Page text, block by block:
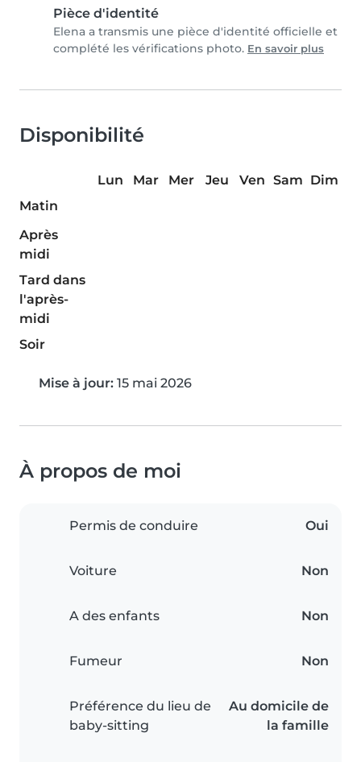
Pièce d'identité
Elena a transmis une pièce d'identité officielle et
complété les vérifications photo. En savoir plus
Disponibilité
Lun Mar Mer Jeu Ven Sam Dim
Matin
Après
midi
Tard dans
l'après-
midi
Soir
Mise à jour: 15 mai 2026
À propos de moi
Permis de conduire Oui
Voiture Non
A des enfants Non
Fumeur Non
Préférence du lieu de
baby-sitting
Au domicile de
la famille